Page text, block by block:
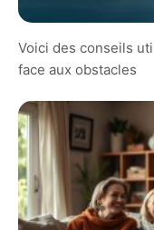
Voici des conseils
face aux obstacles